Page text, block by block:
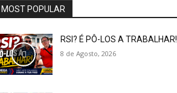
MOST POPULAR
RSI? É PÔ-LOS A TRABALHAR!
8 de Agosto, 2026